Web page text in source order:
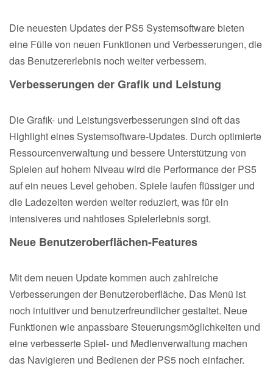
Die neuesten Updates der PS5 Systemsoftware bieten
eine Fülle von neuen Funktionen und Verbesserungen, die
das Benutzererlebnis noch weiter verbessern.
Verbesserungen der Grafik und Leistung
Die Grafik- und Leistungsverbesserungen sind oft das
Highlight eines Systemsoftware-Updates. Durch optimierte
Ressourcenverwaltung und bessere Unterstützung von
Spielen auf hohem Niveau wird die Performance der PS5
auf ein neues Level gehoben. Spiele laufen flüssiger und
die Ladezeiten werden weiter reduziert, was für ein
intensiveres und nahtloses Spielerlebnis sorgt.
Neue Benutzeroberflächen-Features
Mit dem neuen Update kommen auch zahlreiche
Verbesserungen der Benutzeroberfläche. Das Menü ist
noch intuitiver und benutzerfreundlicher gestaltet. Neue
Funktionen wie anpassbare Steuerungsmöglichkeiten und
eine verbesserte Spiel- und Medienverwaltung machen
das Navigieren und Bedienen der PS5 noch einfacher.